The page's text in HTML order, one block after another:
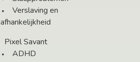
Verslaving en
afhankelijkheid
Pixel Savant
ADHD